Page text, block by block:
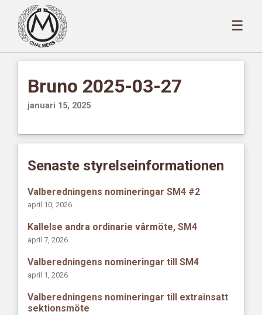
☰
Bruno 2025-03-27
januari 15, 2025
Senaste styrelseinformationen
Valberedningens nomineringar SM4 #2
april 10, 2026
Kallelse andra ordinarie vårmöte, SM4
april 7, 2026
Valberedningens nomineringar till SM4
april 1, 2026
Valberedningens nomineringar till extrainsatt
sektionsmöte